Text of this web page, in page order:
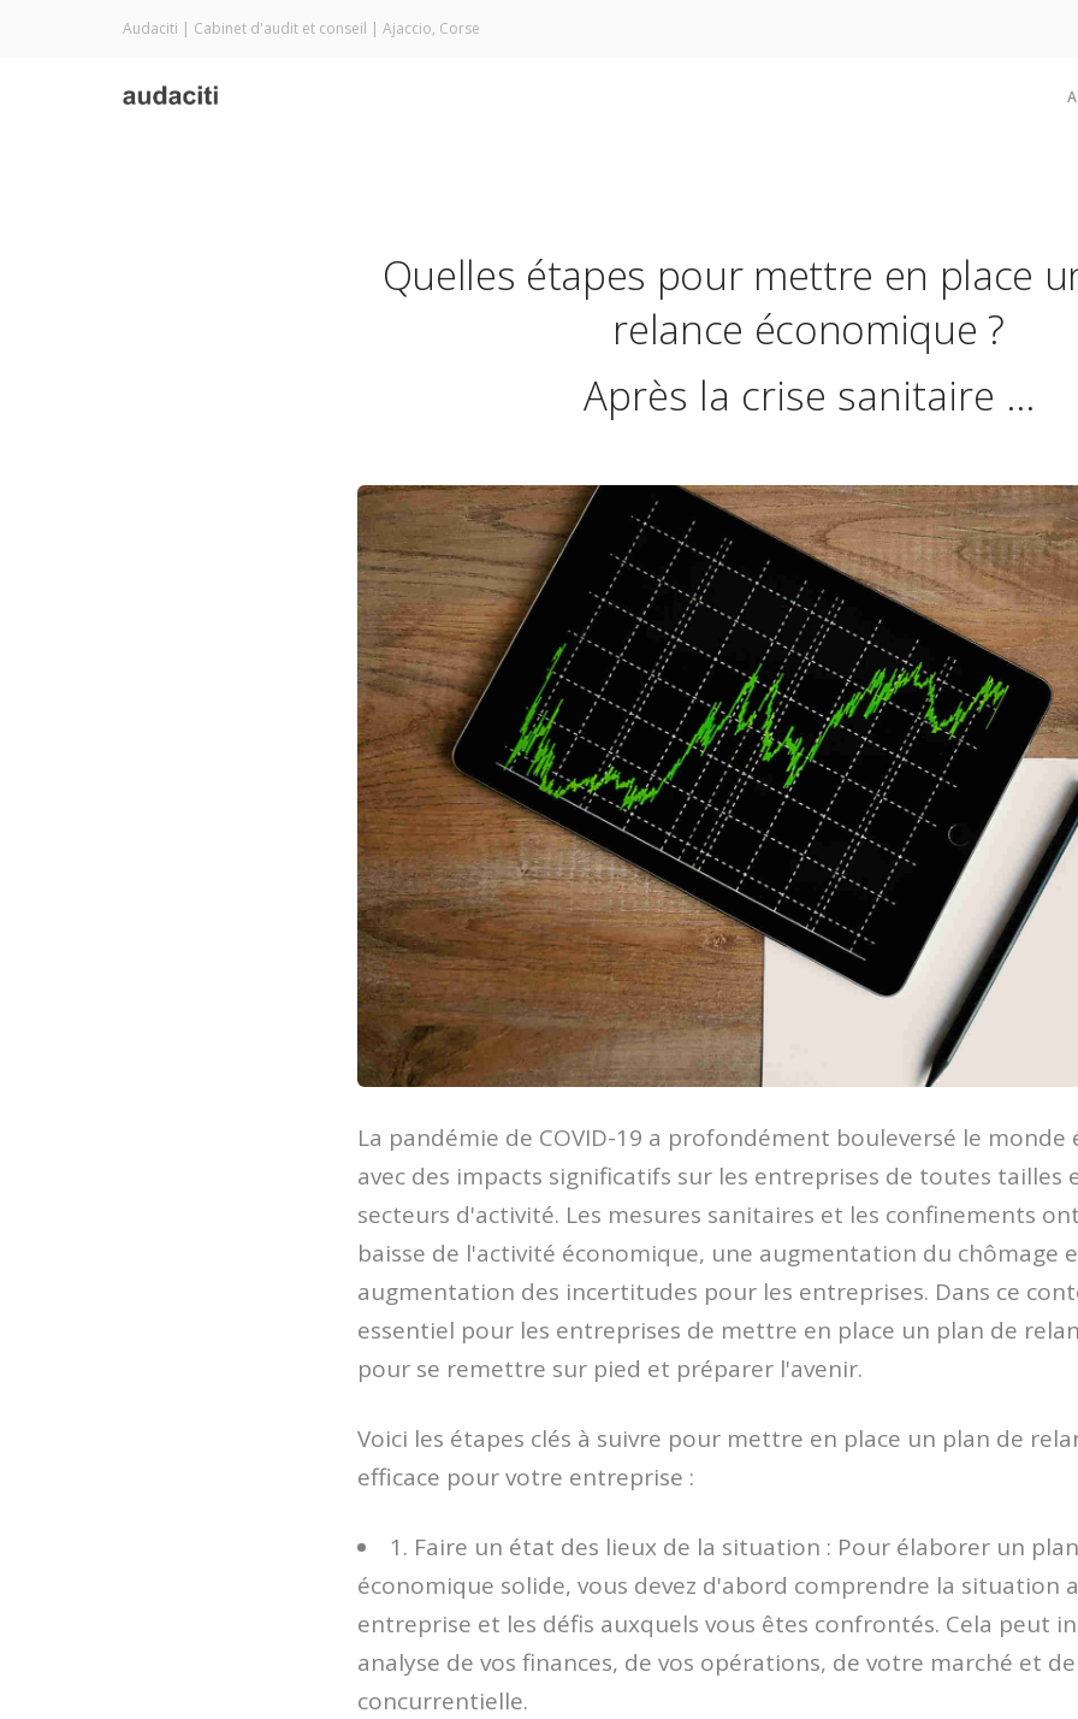
Audaciti | Cabinet d'audit et conseil | Ajaccio, Corse
Quelles étapes pour mettre en place
relance économique ?
Après la crise sanitaire ...
La pandémie de COVID-19 a profondément bouleversé le monde
avec des impacts significatifs sur les entreprises de toutes tailles
secteurs d'activité. Les mesures sanitaires et les confinements
baisse de l'activité économique, une augmentation du chômage
augmentation des incertitudes pour les entreprises. Dans ce
essentiel pour les entreprises de mettre en place un plan de
pour se remettre sur pied et préparer l'avenir.
Voici les étapes clés à suivre pour mettre en place un plan de
efficace pour votre entreprise :
1. Faire un état des lieux de la situation : Pour élaborer un
économique solide, vous devez d'abord comprendre la situation
entreprise et les défis auxquels vous êtes confrontés. Cela peut
analyse de vos finances, de vos opérations, de votre marché et
concurrentielle.